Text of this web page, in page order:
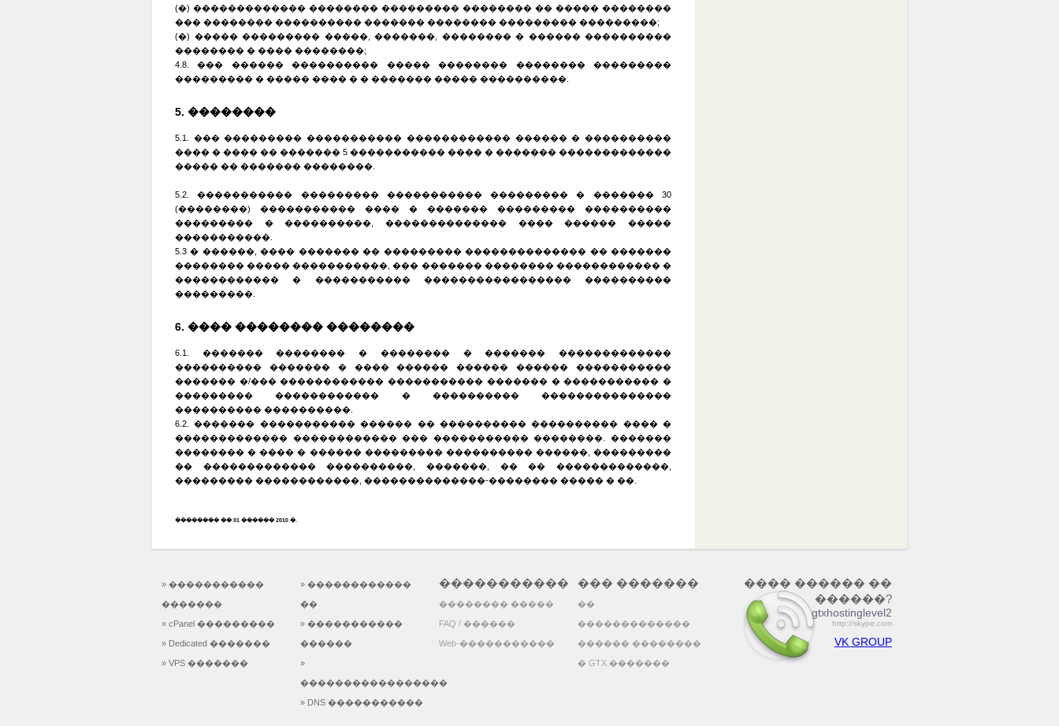
(�) ������������� �������� ��������� �������� �� ����� ��������
��� �������� ���������� ������� �������� ��������� ���������;
(�) ����� ��������� �����, �������, �������� � ������ ����������
�������� � ���� ��������;
4.8. ��� ������ ���������� ����� �������� �������� ���������
��������� � ����� ���� � � ������� ����� ����������.
5. ��������
5.1. ��� ��������� ����������� ������������ ������ � ����������
���� � ���� �� ������� 5 ����������� ���� � ������� �������������
����� �� ������� ��������.
5.2. ����������� ��������� ����������� ��������� � ������� 30
(��������) ����������� ���� � ������� ��������� ����������
��������� � ����������, �������������� ���� ������ �����
�����������.
5.3 � ������, ���� ������� �� ��������� �������������� �� �������
�������� ����� �����������, ��� ������� �������� ������������ �
������������ � ����������� ����������������� ����������
���������.
6. ���� �������� ��������
6.1. ������� �������� � �������� � ������� �������������
���������� ������� � ���� ������ ������ ������ �����������
������� �/��� ������������ ����������� ������� � ����������� �
��������� ������������ � ���������� ���������������
���������� ����������.
6.2. ������� ����������� ������ �� ���������� ���������� ���� �
������������� ������������ ��� ����������� ��������. �������
�������� � ���� � ������ ��������� ���������� ������, ���������
�� ������������� ����������, �������, �� �� �������������,
��������� ������������, ��������������-�������� ����� � ��.
�������� �� 01 ������ 2010 �.
» �����������
�������
» cPanel ���������
» Dedicated �������
» VPS �������
» ������������
��
» �����������
������
»
�����������������
» DNS �����������
�����������
�������� �����
FAQ / ������
Web-�����������
��� �������
��
�������������
������ ��������
� GTX.�������
���� ������ ��
������?
gtxhostinglevel2
http://skype.com
VK GROUP